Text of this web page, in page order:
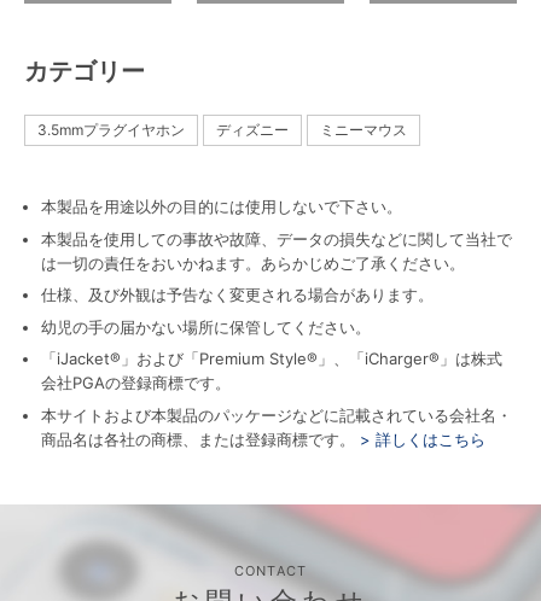
カテゴリー
3.5mmプラグイヤホン ディズニー ミニーマウス
本製品を用途以外の目的には使用しないで下さい。
本製品を使用しての事故や故障、データの損失などに関して当社で
は一切の責任をおいかねます。あらかじめご了承ください。
仕様、及び外観は予告なく変更される場合があります。
幼児の手の届かない場所に保管してください。
「iJacket®」および「Premium Style®」、「iCharger®」は株式
会社PGAの登録商標です。
本サイトおよび本製品のパッケージなどに記載されている会社名・
商品名は各社の商標、または登録商標です。
> 詳しくはこちら
CONTACT